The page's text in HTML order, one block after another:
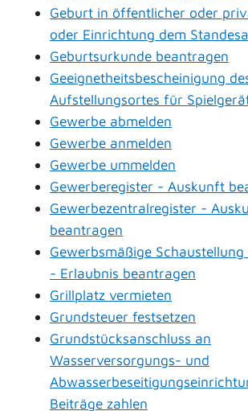
Geburt in öffentlicher oder
oder Einrichtung dem
Geburtsurkunde beantragen
Geeignetheitsbescheinigung
Aufstellungsortes für
Gewerbe abmelden
Gewerbe anmelden
Gewerbe ummelden
Gewerberegister - Auskunft
Gewerbezentralregister -
beantragen
Gewerbsmäßige
- Erlaubnis beantragen
Grillplatz vermieten
Grundsteuer festsetzen
Grundstücksanschluss an
Wasserversorgungs- und
Beiträge zahlen